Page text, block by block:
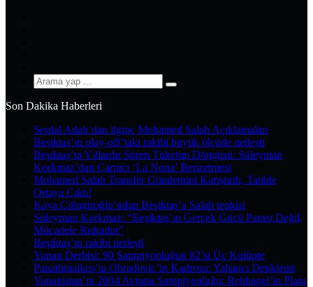
Arama
Son Dakika Haberleri
Serdal Adalı’dan ilginç Mohamed Salah Açıklamaları
Beşiktaş’ın play-off’taki rakibi büyük ölçüde netleşti
Beşiktaş’ta Yıllardır Süren Tüketim Döngüsü: Süleyman
Korkmaz’dan Çarpıcı ‘La Nona’ Benzetmesi
Mohamed Salah Transfer Gündemini Karıştırdı, Tatilde
Ortaya Çıktı!
Kaya Çilingiroğlu’ndan Beşiktaş’a Salah tepkisi
Süleyman Korkmaz: “Beşiktaş’ın Gerçek Gücü Parası Değil,
Mücadele Ruhudur”
Beşiktaş’ın rakibi netleşti
Yunan Derbisi: 90 Şampiyonluğun 82’si Üç Kulüpte
Panathinaikos’ta Obradovic’in Kadrosu: Yabancı Denklemi
Yunanistan’ın 2004 Avrupa Şampiyonluğu: Rehhagel’in Planı